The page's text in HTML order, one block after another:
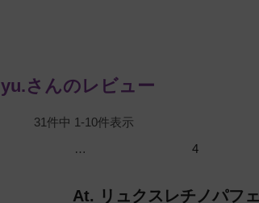
yu.さんのレビュー
31件中 1-10件表示
… 4
At. リュクスレチノパフ